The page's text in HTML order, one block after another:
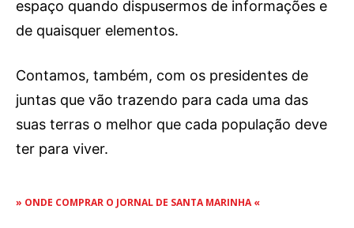
espaço quando dispusermos de informações e
de quaisquer elementos.
Contamos, também, com os presidentes de
juntas que vão trazendo para cada uma das
suas terras o melhor que cada população deve
ter para viver.
» ONDE COMPRAR O JORNAL DE SANTA MARINHA «